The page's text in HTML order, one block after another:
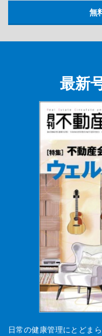
最新
日常の健康管理にとどま